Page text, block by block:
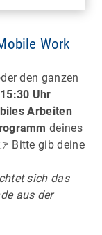
Work
den ganzen
Uhr
Arbeiten
deines
Bitte gib deine
sich das
aus der
von Mensch
eines